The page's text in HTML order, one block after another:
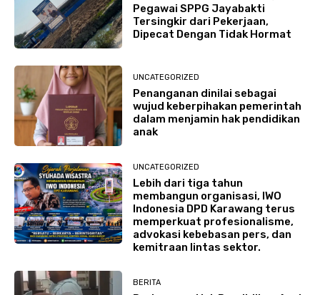
Pegawai SPPG Jayabakti
Tersingkir dari Pekerjaan,
Dipecat Dengan Tidak Hormat
UNCATEGORIZED
Penanganan dinilai sebagai
wujud keberpihakan pemerintah
dalam menjamin hak pendidikan
anak
UNCATEGORIZED
Lebih dari tiga tahun
membangun organisasi, IWO
Indonesia DPD Karawang terus
memperkuat profesionalisme,
advokasi kebebasan pers, dan
kemitraan lintas sektor.
BERITA